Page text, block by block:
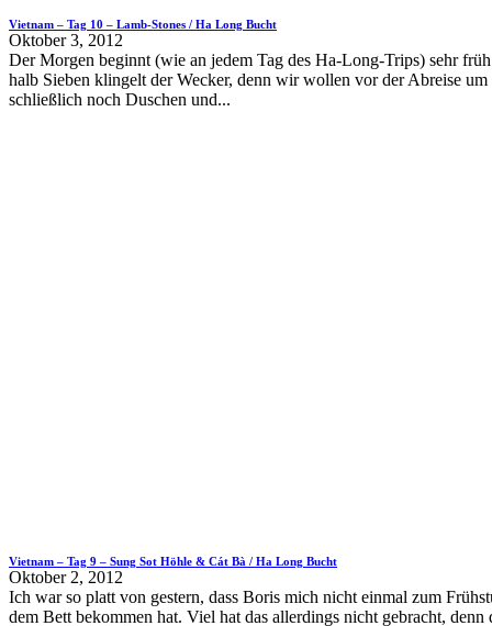
Vietnam – Tag 10 – Lamb-Stones / Ha Long Bucht
Oktober 3, 2012
Der Morgen beginnt (wie an jedem Tag des Ha-Long-Trips) sehr
halb Sieben klingelt der Wecker, denn wir wollen vor der Abreise um
schließlich noch Duschen und...
Vietnam – Tag 9 – Sung Sot Höhle & Cát Bà / Ha Long Bucht
Oktober 2, 2012
Ich war so platt von gestern, dass Boris mich nicht einmal zum
dem Bett bekommen hat. Viel hat das allerdings nicht gebracht, denn